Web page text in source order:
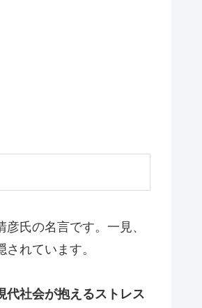
氏の名言です。一見、
されています。
代社会が抱えるストレス